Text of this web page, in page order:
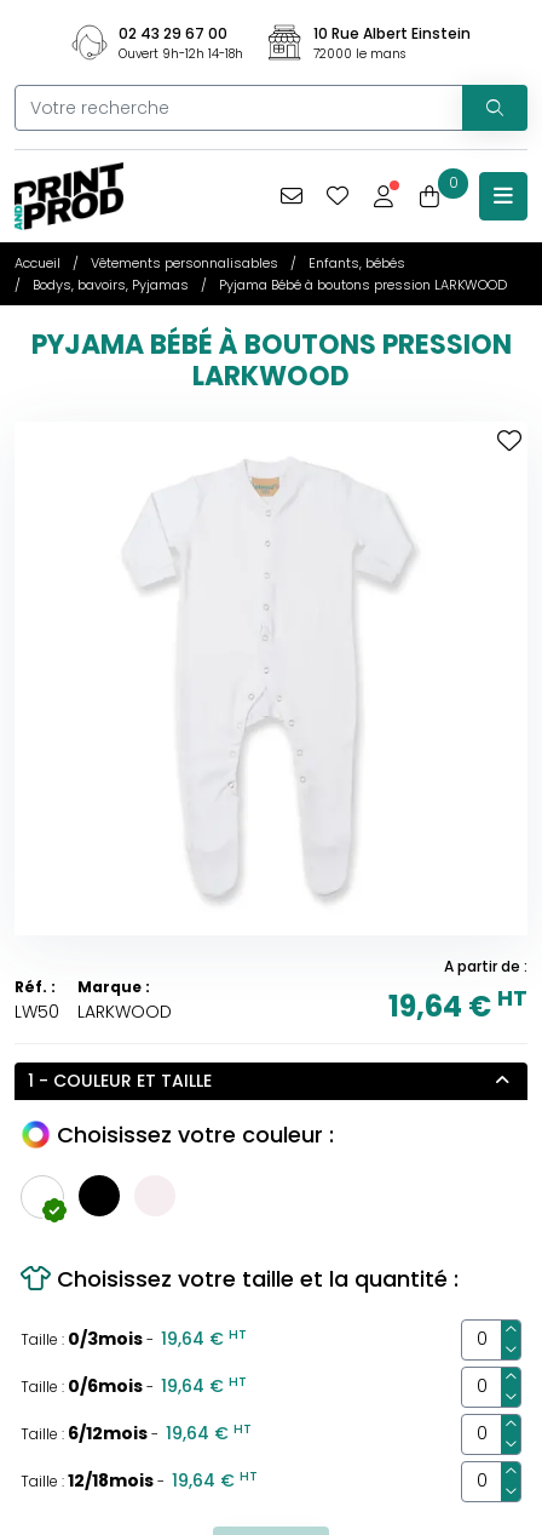
02 43 29 67 00
Ouvert 9h-12h 14-18h
10 Rue Albert Einstein
72000 le mans
0
Accueil Vêtements personnalisables
Enfants, bébés
Bodys, bavoirs, Pyjamas
Pyjama Bébé à boutons pression LARKWOOD
PYJAMA BÉBÉ À BOUTONS PRESSION
LARKWOOD
Réf. :
LW50
Marque :
LARKWOOD
A partir de :
19,64 € HT
1 - COULEUR ET TAILLE
Choisissez votre couleur :
Choisissez votre taille et la quantité :
Taille : 0/3mois- 19,64 € HT
Taille : 0/6mois- 19,64 € HT
Taille : 6/12mois- 19,64 € HT
Taille :12/18mois- 19,64 € HT